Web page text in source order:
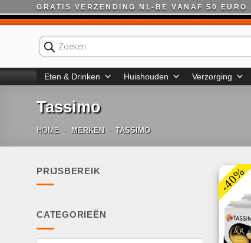
naar
GRATIS VERZENDING NL-BE VANAF 50 EURO
Producten
zoeken
Eten & Drinken Huishouden Verzorging
Tassimo
HOME - MERKEN - TASSIMO
PRIJSBEREIK
CATEGORIEËN
-40%